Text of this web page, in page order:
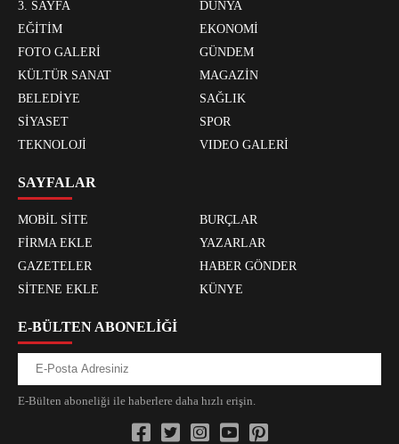
3. SAYFA
DÜNYA
EĞİTİM
EKONOMİ
FOTO GALERİ
GÜNDEM
KÜLTÜR SANAT
MAGAZİN
BELEDİYE
SAĞLIK
SİYASET
SPOR
TEKNOLOJİ
VIDEO GALERİ
SAYFALAR
MOBİL SİTE
BURÇLAR
FİRMA EKLE
YAZARLAR
GAZETELER
HABER GÖNDER
SİTENE EKLE
KÜNYE
E-BÜLTEN ABONELİĞİ
E-Bülten aboneliği ile haberlere daha hızlı erişin.